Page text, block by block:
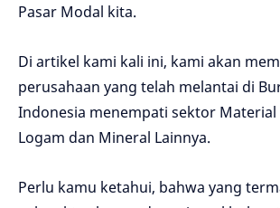
Pasar Modal kita.
Di artikel kami kali ini, kami akan
perusahaan yang telah melantai di
Indonesia menempati sektor
Logam dan Mineral Lainnya.
Perlu kamu ketahui, bahwa yang